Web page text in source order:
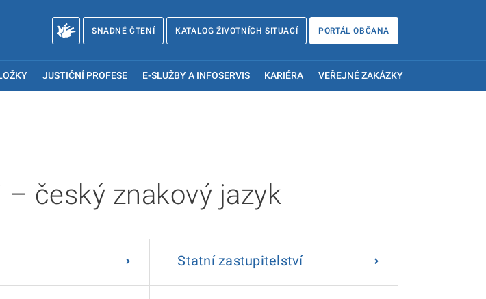
SNADNÉ ČTENÍ KATALOG ŽIVOTNÍCH SITUACÍ PORTÁL OBČANA
JUSTIČNÍ PROFESE E-SLUŽBY A INFOSERVIS KARIÉRA VEŘEJNÉ ZAKÁZKY
český znakový jazyk
Statní zastupitelství